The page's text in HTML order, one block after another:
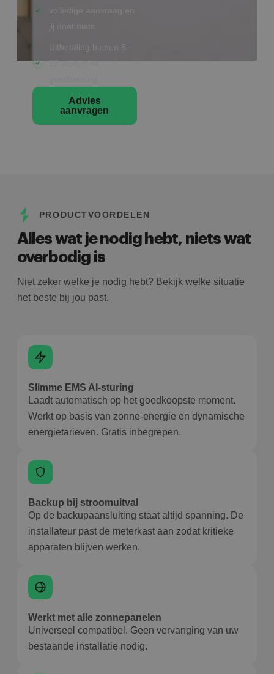
Uitbetaling binnen 8–
13 weken na
Advies
aanvragen
PRODUCTVOORDELEN
Alles wat je nodig hebt, niets wat
overbodig is
Niet zeker welke je nodig hebt? Bekijk welke situatie
het beste bij jou past.
Slimme EMS AI-sturing
Laadt automatisch op het goedkoopste moment.
Werkt op basis van zonne-energie en dynamische
energietarieven. Gratis inbegrepen.
Backup bij stroomuitval
Op de backupaansluiting staat altijd spanning. De
installateur past de meterkast aan zodat kritieke
apparaten blijven werken.
Werkt met alle zonnepanelen
Universeel compatibel. Geen vervanging van uw
bestaande installatie nodig.